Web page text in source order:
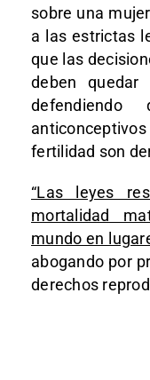
sobre una
a las estrictas
que las
deben
fertilidad son
“Las leyes
mortalidad
mundo en
abogando por
derechos